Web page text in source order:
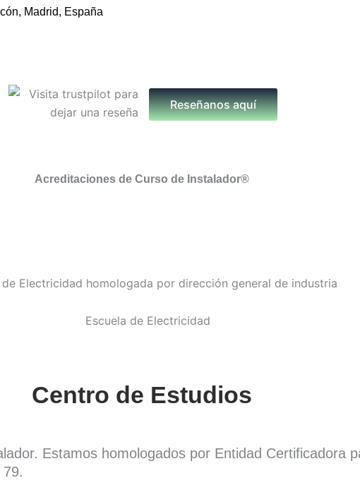
Madrid, España
Reseñanos aquí
Acreditaciones de Curso de Instalador®
Centro de Estudios
Estamos homologados por Entidad Certificadora